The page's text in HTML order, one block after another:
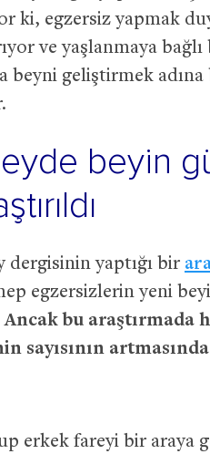
ki, egzersiz yapmak
ve yaşlanmaya
beyni geliştirmek
beyin
yaptığı bir
egzersizlerin yeni
Ancak bu araştırmada
sayısının
erkek fareyi bir araya